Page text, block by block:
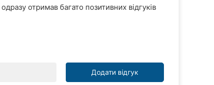
отримав багато позитивних відгуків
Додати відгук